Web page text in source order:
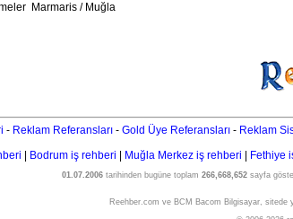
Marmaris / Muğla
- Reklam Referansları - Gold Üye Referansları - Reklam
Bodrum iş rehberi Muğla Merkez iş rehberi Fethiye
01.07.2006tarihinden bugüne toplam 266,668,652sayfa
Reehber.com ve BCM Bacom Bilgisayar, sitede